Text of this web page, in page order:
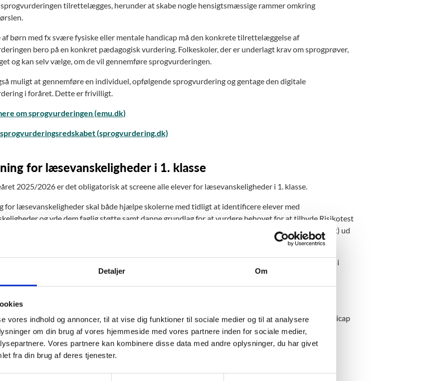
Detaljer Om
vores indhold og annoncer, til at vise dig funktioner til sociale medier og til at analysere
om din brug af vores hjemmeside med vores partnere inden for sociale medier,
Vores partnere kan kombinere disse data med andre oplysninger, du har givet
fra din brug af deres tjenester.
tilrettelægges, herunder at skabe nogle hensigtsmæssige rammer omkring
børn med fx svære fysiske eller mentale handicap må den konkrete tilrettelæggelse af
bero på en konkret pædagogisk vurdering. Folkeskoler, der er underlagt krav om sprogprøver,
og kan selv vælge, om de vil gennemføre sprogvurderingen.
muligt at gennemføre en individuel, opfølgende sprogvurdering og gentage den digitale
i foråret. Dette er frivilligt.
om sprogvurderingen (emu.dk)
(sprogvurdering.dk)
for læsevanskeligheder i 1. klasse
2025/2026 er det obligatorisk at screene alle elever for læsevanskeligheder i 1. klasse.
for læsevanskeligheder skal både hjælpe skolerne med tidligt at identificere elever med
og yde dem faglig støtte samt danne grundlag for at vurdere behovet for at tilbyde Risikotest
STUK anbefaler, at læsescreeningen gennemføres i uge 45-46, da den er tilpasset (normeret) ud
for læsevanskeligheder er obligatorisk at gennemføre for alle elever i folkeskolen, herunder elever i
og på specialskoler. Det er ligeledes obligatorisk at bruge ministeriets digitale redskab til
til skolen at beslutte, hvordan læsescreeningen tilrettelægges, herunder at skabe nogle
rammer omkring gennemførslen. I tilfælde af børn med fx svære fysiske eller mentale handicap
tilrettelæggelse af læsescreeningen bero på en konkret pædagogisk vurdering.
om screening for læsevanskeligheder (emu.dk)